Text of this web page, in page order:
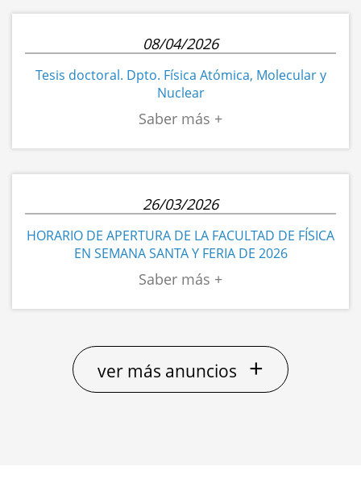
08/04/2026
Tesis doctoral. Dpto. Física Atómica, Molecular y
Nuclear
26/03/2026
HORARIO DE APERTURA DE LA FACULTAD DE FÍSICA
EN SEMANA SANTA Y FERIA DE 2026
ver más anuncios +